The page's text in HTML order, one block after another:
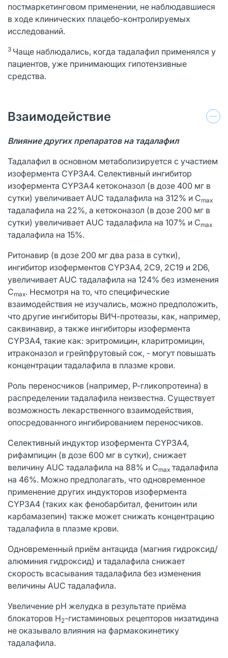
постмаркетинговом применении, не наблюдавшиеся
в ходе клинических плацебо-контролируемых
исследований.
3 Чаще наблюдались, когда тадалафил применялся у
пациентов, уже принимающих гипотензивные
средства.
Взаимодействие
Влияние других препаратов на тадалафил
Тадалафил в основном метаболизируется с участием
изофермента CYP3A4. Селективный ингибитор
изофермента CYP3A4 кетоконазол (в дозе 400 мг в
сутки) увеличивает AUC тадалафила на 312% и Сmах
тадалафила на 22%, а кетоконазол (в дозе 200 мг в
сутки) увеличивает AUC тадалафила на 107% и Сmах
тадалафила на 15%.
Ритонавир (в дозе 200 мг два раза в сутки),
ингибитор изоферментов CYP3A4, 2С9, 2С19 и 2D6,
увеличивает AUC тадалафила на 124% без изменения
Сmах. Несмотря на то, что специфические
взаимодействия не изучались, можно предположить,
что другие ингибиторы ВИЧ-протеазы, как, например,
саквинавир, а также ингибиторы изофермента
CYP3A4, такие как: эритромицин, кларитромицин,
итраконазол и грейпфрутовый сок, - могут повышать
концентрации тадалафила в плазме крови.
Роль переносчиков (например, Р-гликопротеина) в
распределении тадалафила неизвестна. Существует
возможность лекарственного взаимодействия,
опосредованного ингибированием переносчиков.
Селективный индуктор изофермента CYP3A4,
рифампицин (в дозе 600 мг в сутки), снижает
величину AUC тадалафила на 88% и Сmах тадалафила
на 46%. Можно предполагать, что одновременное
применение других индукторов изофермента
CYP3A4 (таких как фенобарбитал, фенитоин или
карбамазепин) также может снижать концентрацию
тадалафила в плазме крови.
Одновременный приём антацида (магния гидроксид/
алюминия гидроксид) и тадалафила снижает
скорость всасывания тадалафила без изменения
величины AUC тадалафила.
Увеличение pH желудка в результате приёма
блокаторов Н2-гистаминовых рецепторов низатидина
не оказывало влияния на фармакокинетику
тадалафила.